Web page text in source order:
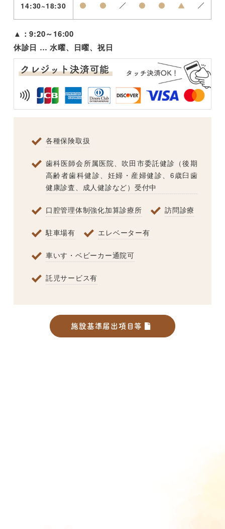
14:30~18:30 ● ● ／ ● ● ▲ ／
▲：9:20～16:00
休診日 … 水曜、日曜、祝日
各種保険取扱
歯科医師会所属医院、吹田市委託健診（後期
高齢者歯科健診、妊婦・産婦健診、6歳臼歯
健康診査、成人健診など）受付中
口腔管理体制強化加算診療所 訪問診療
駐車場有 エレベーター有
車いす・ベビーカー通院可
託児サービス有
施設基準届出項目等